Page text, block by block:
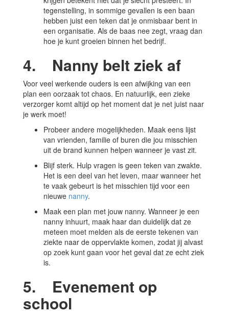
tegenstelling, in sommige gevallen is een baan
hebben juist een teken dat je onmisbaar bent in
een organisatie. Als de baas nee zegt, vraag dan
hoe je kunt groeien binnen het bedrijf.
4. Nanny belt ziek af
Voor veel werkende ouders is een afwijking van een
plan een oorzaak tot chaos. En natuurlijk, een zieke
verzorger komt altijd op het moment dat je net juist naar
je werk moet!
Probeer andere mogelijkheden. Maak eens lijst
van vrienden, familie of buren die jou misschien
uit de brand kunnen helpen wanneer je vast zit.
Blijf sterk. Hulp vragen is geen teken van zwakte.
Het is een deel van het leven, maar wanneer het
te vaak gebeurt is het misschien tijd voor een
nieuwe nanny.
Maak een plan met jouw nanny. Wanneer je een
nanny inhuurt, maak haar dan duidelijk dat ze
meteen moet melden als de eerste tekenen van
ziekte naar de oppervlakte komen, zodat jij alvast
op zoek kunt gaan voor het geval dat ze echt ziek
is.
5. Evenement op
school